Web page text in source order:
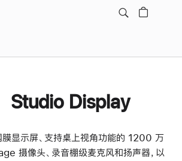
Studio Display
显示屏、支持桌上视角功能的 1200 万
摄像头、录音棚级麦克风和扬声器，以